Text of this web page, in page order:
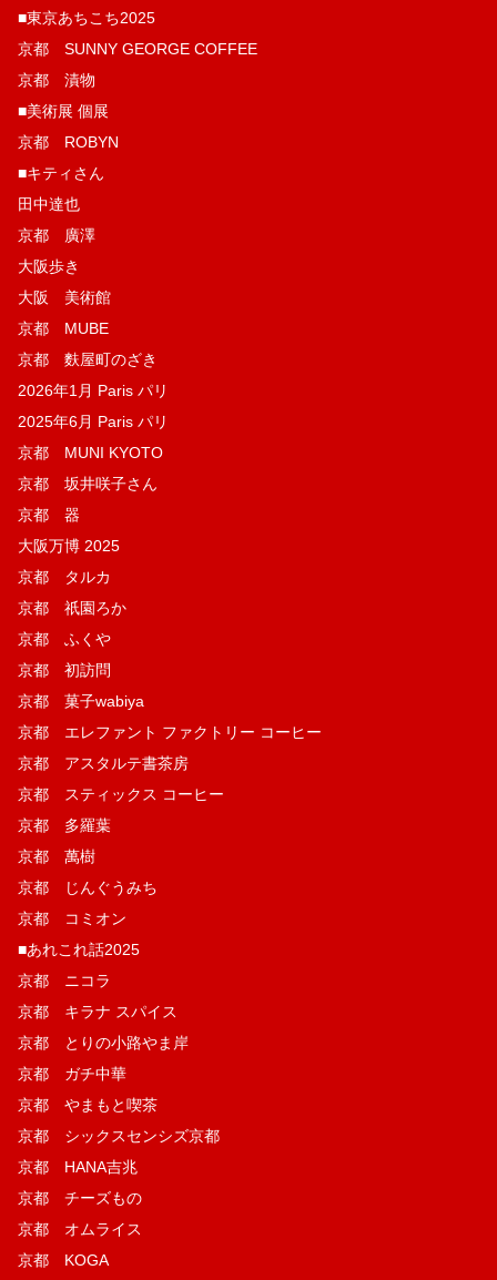
■東京あちこち2025
京都 SUNNY GEORGE COFFEE
京都 漬物
■美術展 個展
京都 ROBYN
■キティさん
田中達也
京都 廣澤
大阪歩き
大阪 美術館
京都 MUBE
京都 麩屋町のざき
2026年1月 Paris パリ
2025年6月 Paris パリ
京都 MUNI KYOTO
京都 坂井咲子さん
京都 器
大阪万博 2025
京都 タルカ
京都 祇園ろか
京都 ふくや
京都 初訪問
京都 菓子wabiya
京都 エレファント ファクトリー コーヒー
京都 アスタルテ書茶房
京都 スティックス コーヒー
京都 多羅葉
京都 萬樹
京都 じんぐうみち
京都 コミオン
■あれこれ話2025
京都 ニコラ
京都 キラナ スパイス
京都 とりの小路やま岸
京都 ガチ中華
京都 やまもと喫茶
京都 シックスセンシズ京都
京都 HANA吉兆
京都 チーズもの
京都 オムライス
京都 KOGA